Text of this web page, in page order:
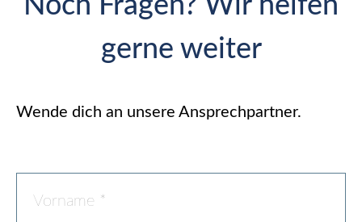
gerne weiter
Wende dich an unsere Ansprechpartner.